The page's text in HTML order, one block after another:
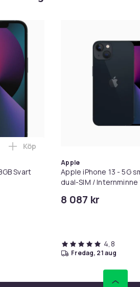
Svart
Lägg till Begagnad iPhone 13
Köp
Apple
Apple iPhone 13 - 5G
dual-SIM / Internminne
pixlar - 2 bakre
8 087 kr
4,8
fredag, 21 aug